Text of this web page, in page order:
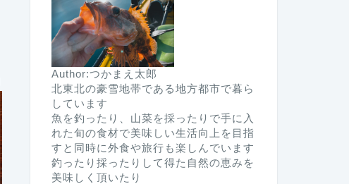
Author:つかまえ太郎
北東北の豪雪地帯である地方都市で暮ら
しています
魚を釣ったり、山菜を採ったりで手に入
れた旬の食材で美味しい生活向上を目指
すと同時に外食や旅行も楽しんでいます
釣ったり採ったりして得た自然の恵みを
美味しく頂いたり